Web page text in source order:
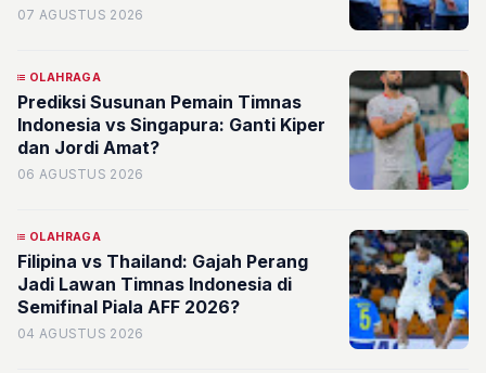
07 AGUSTUS 2026
OLAHRAGA
Prediksi Susunan Pemain Timnas
Indonesia vs Singapura: Ganti Kiper
dan Jordi Amat?
06 AGUSTUS 2026
OLAHRAGA
Filipina vs Thailand: Gajah Perang
Jadi Lawan Timnas Indonesia di
Semifinal Piala AFF 2026?
04 AGUSTUS 2026